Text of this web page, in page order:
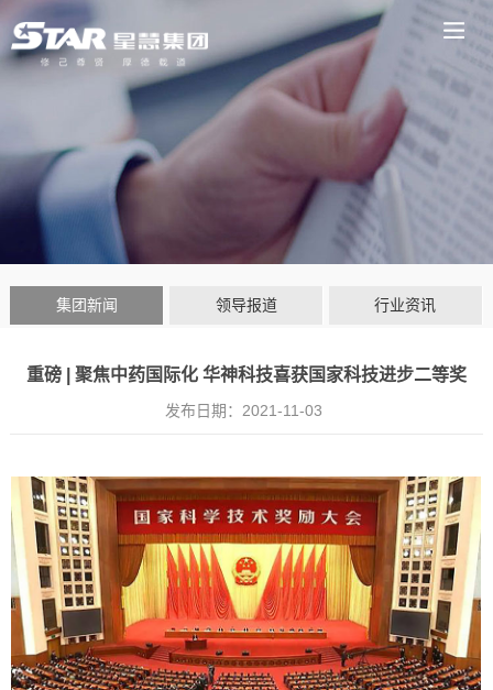
集团新闻 领导报道 行业资讯
重磅 | 聚焦中药国际化 华神科技喜获国家科技进步二等奖
发布日期： 2021-11-03